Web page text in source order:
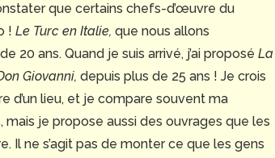
que certains chefs-d’œuvre du
! Le Turc en Italie, que nous allons
20 ans. Quand je suis arrivé, j’ai proposé La
Giovanni, depuis plus de 25 ans ! Je crois
d’un lieu, et je compare souvent ma
mais je propose aussi des ouvrages que les
Il ne s’agit pas de monter ce que les gens